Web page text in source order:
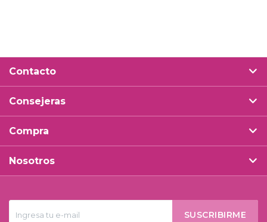
SUSCRIBIRME
Contacto
Consejeras
Compra
Nosotros